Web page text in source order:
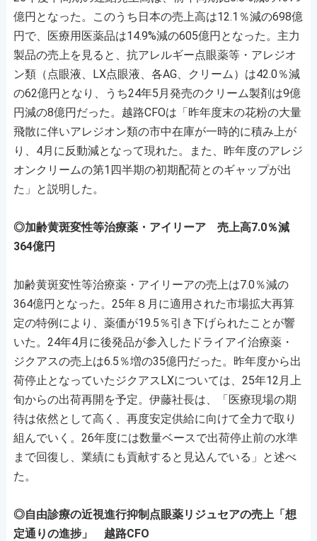
億円となった。このうち日本の売上高は12.1％減の698億
円で、医療用医薬品は14.9%減の605億円となった。主力
製品の売上を見ると、抗アレルギー点眼薬等・アレジオ
ン類（点眼液、LX点眼液、各AG、クリーム）は42.0％減
の62億円となり、うち24年5月発売のクリーム製剤は9億
円減の8億円だった。越路CFOは「昨年度末の花粉の大量
飛散に伴いアレジオン類の市中在庫が一時的に積み上が
り、4月に反動減となって現れた。また、昨年度のアレジ
オンクリームの第1四半期の初期配荷とのギャップが出
た」と説明した。
◎加齢黄斑変性等治療薬・アイリーア 売上高7.0％減
364億円
加齢黄斑変性等治療薬・アイリーアの売上は7.0％減の
364億円となった。25年８月に適用された市場拡大再算
定の特例により、薬価が19.5％引き下げられたことが響
いた。24年4月に後発品が参入したドライアイ治療薬・
ジクアスの売上は6.5％増の35億円だった。昨年度から出
荷停止となっていたジクアスLXについては、25年12月上
旬からの出荷再開を予定。伊藤社長は、「医療現場の期
待は依然として高く、再度安定供給に向けて全力で取り
組んでいく。26年度には数量ベースで出荷停止前の水準
まで回復し、業績にも貢献すると見込んでいる」と述べ
た。
◎自由診療の近視進行抑制点眼薬リジュセアの売上「想
定通りの進捗」 越路CFO